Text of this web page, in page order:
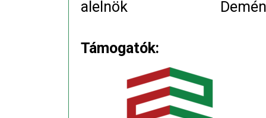
alelnök Demény
Támogatók: